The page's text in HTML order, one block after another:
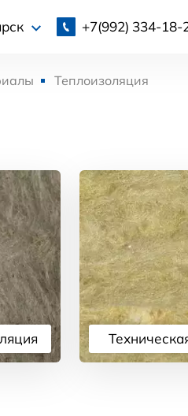
+7(992) 334-18-
Теплоизоляция